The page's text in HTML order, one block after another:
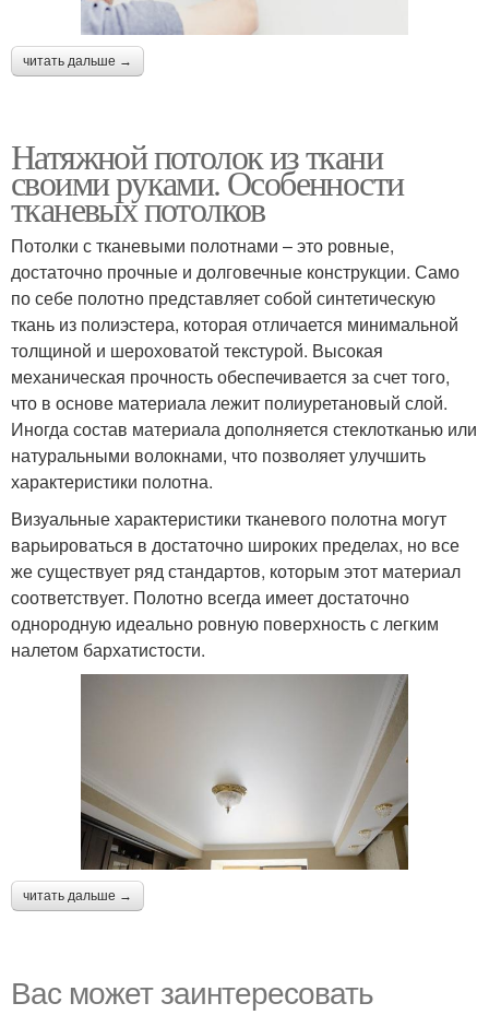
читать дальше →
Натяжной потолок из ткани
своими руками. Особенности
тканевых потолков
Потолки с тканевыми полотнами – это ровные,
достаточно прочные и долговечные конструкции. Само
по себе полотно представляет собой синтетическую
ткань из полиэстера, которая отличается минимальной
толщиной и шероховатой текстурой. Высокая
механическая прочность обеспечивается за счет того,
что в основе материала лежит полиуретановый слой.
Иногда состав материала дополняется стеклотканью или
натуральными волокнами, что позволяет улучшить
характеристики полотна.
Визуальные характеристики тканевого полотна могут
варьироваться в достаточно широких пределах, но все
же существует ряд стандартов, которым этот материал
соответствует. Полотно всегда имеет достаточно
однородную идеально ровную поверхность с легким
налетом бархатистости.
читать дальше →
Вас может заинтересовать